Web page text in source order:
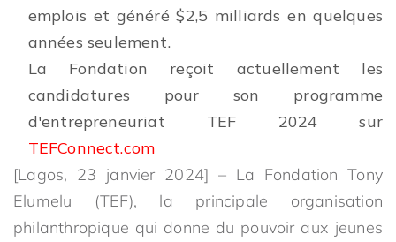
emplois et généré $2,5 milliards en quelques
années seulement.
La Fondation reçoit actuellement les
candidatures pour son programme
d'entrepreneuriat TEF 2024 sur
TEFConnect.com
[Lagos, 23 janvier 2024] – La Fondation Tony
Elumelu (TEF), la principale organisation
philanthropique qui donne du pouvoir aux jeunes